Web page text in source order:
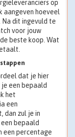
op
aangeven hoeveel
Na dit ingevuld te
voor jouw
beste koop. Wat
dat je hier
een bepaald
het
een
dan zul je in
bepaald
een percentage